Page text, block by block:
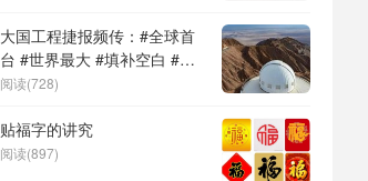
大国工程捷报频传：#全球首
台 #世界最大 #填补空白 #突
破关键节点
阅读(728)
贴福字的讲究
阅读(897)